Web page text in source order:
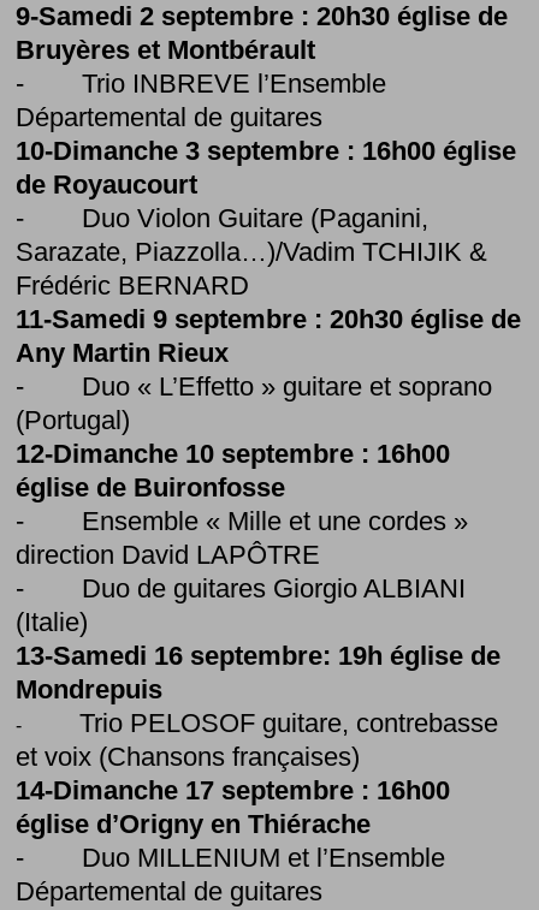
9-Samedi 2 septembre : 20h30 église de
Bruyères et Montbérault
- Trio INBREVE l’Ensemble
Départemental de guitares
10-Dimanche 3 septembre : 16h00 église
de Royaucourt
- Duo Violon Guitare (Paganini,
Sarazate, Piazzolla…)/Vadim TCHIJIK &
Frédéric BERNARD
11-Samedi 9 septembre : 20h30 église de
Any Martin Rieux
- Duo « L’Effetto » guitare et soprano
(Portugal)
12-Dimanche 10 septembre : 16h00
église de Buironfosse
- Ensemble « Mille et une cordes »
direction David LAPÔTRE
- Duo de guitares Giorgio ALBIANI
(Italie)
13-Samedi 16 septembre: 19h église de
Mondrepuis
-
Trio PELOSOF guitare, contrebasse
et voix (Chansons françaises)
14-Dimanche 17 septembre : 16h00
église d’Origny en Thiérache
- Duo MILLENIUM et l’Ensemble
Départemental de guitares